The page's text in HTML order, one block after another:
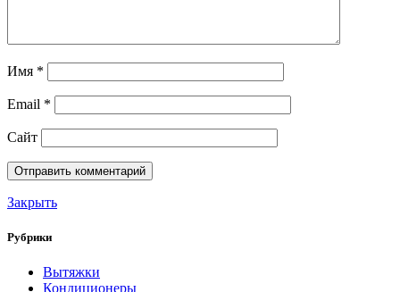
Имя *
Email *
Сайт
Закрыть
Рубрики
Вытяжки
Кондиционеры